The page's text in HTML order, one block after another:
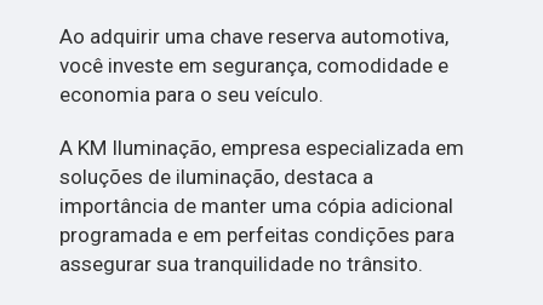
Ao adquirir uma chave reserva automotiva,
você investe em segurança, comodidade e
economia para o seu veículo.
A KM Iluminação, empresa especializada em
soluções de iluminação, destaca a
importância de manter uma cópia adicional
programada e em perfeitas condições para
assegurar sua tranquilidade no trânsito.